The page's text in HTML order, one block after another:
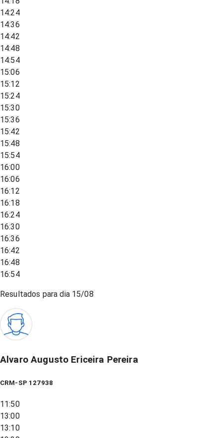
14:24
14:36
14:42
14:48
14:54
15:06
15:12
15:24
15:30
15:36
15:42
15:48
15:54
16:00
16:06
16:12
16:18
16:24
16:30
16:36
16:42
16:48
16:54
Resultados para dia 15/08
Alvaro Augusto Ericeira Pereira
CRM-SP 127938
11:50
13:00
13:10